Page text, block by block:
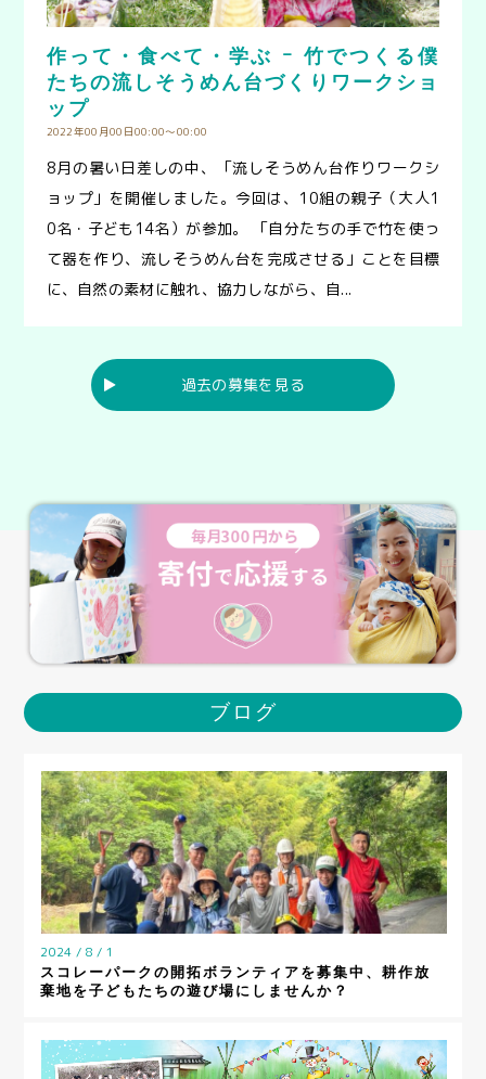
作って・食べて・学ぶ ｰ 竹でつくる僕
たちの流しそうめん台づくりワークショ
ップ
2022年00月00日00:00〜00:00
8月の暑い日差しの中、「流しそうめん台作りワークシ
ョップ」を開催しました。今回は、10組の親子（大人1
0名・子ども14名）が参加。 「自分たちの手で竹を使っ
て器を作り、流しそうめん台を完成させる」ことを目標
に、自然の素材に触れ、協力しながら、自...
▶︎ 過去の募集を見る
ブログ
2024 / 8 / 1
スコレーパークの開拓ボランティアを募集中、耕作放
棄地を子どもたちの遊び場にしませんか？